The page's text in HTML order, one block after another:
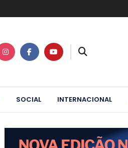
SOCIAL INTERNACIONAL